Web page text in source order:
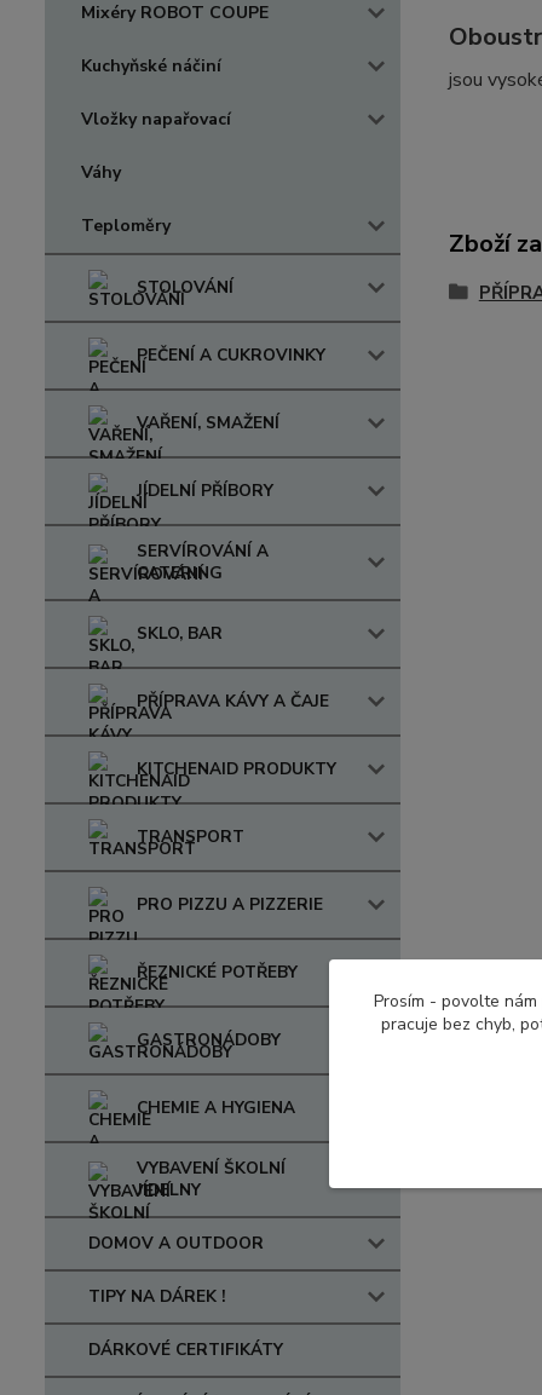
Mixéry ROBOT COUPE
Kuchyňské náčiní
Vložky napařovací
Váhy
Teploměry
STOLOVÁNÍ
PEČENÍ A CUKROVINKY
VAŘENÍ, SMAŽENÍ
JÍDELNÍ PŘÍBORY
SERVÍROVÁNÍ A
CATERING
SKLO, BAR
PŘÍPRAVA KÁVY A ČAJE
KITCHENAID PRODUKTY
TRANSPORT
PRO PIZZU A PIZZERIE
ŘEZNICKÉ POTŘEBY
GASTRONÁDOBY
CHEMIE A HYGIENA
VYBAVENÍ ŠKOLNÍ
JÍDELNY
DOMOV A OUTDOOR
TIPY NA DÁREK !
DÁRKOVÉ CERTIFIKÁTY
jsou
Zboží
Prosím - povolte
pracuje bez chyb,